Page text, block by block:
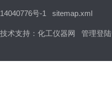
14040776号-1 sitemap.xml
技术支持： 化工仪器网 管理登陆